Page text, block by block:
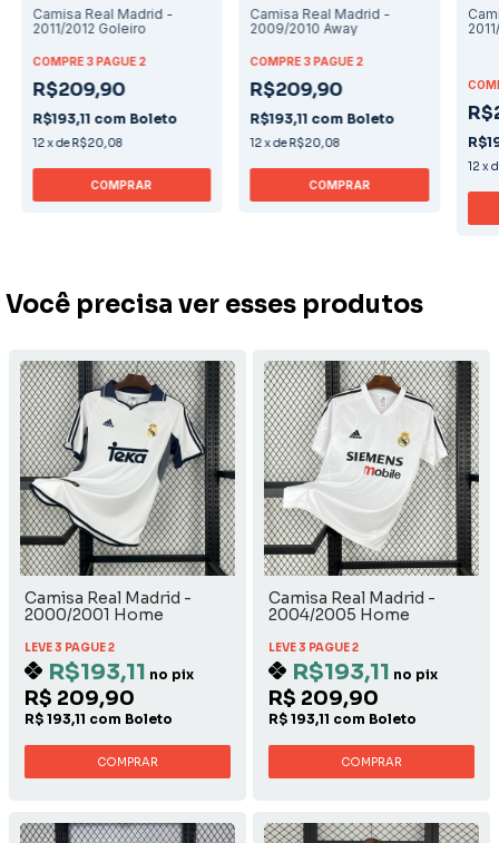
Camisa Real Madrid -
2011/2012 Goleiro
COMPRE 3 PAGUE 2
R$209,90
R$193,11 com Boleto
12xde R$20,08
COMPRAR
Camisa Real Madrid -
2009/2010 Away
COMPRE 3 PAGUE 2
R$209,90
R$193,11 com Boleto
12xde R$20,08
COMPRAR
12 x
Você precisa ver esses produtos
Camisa Real Madrid -
2000/2001 Home
LEVE 3 PAGUE 2
R$193,11 no pix
R$ 209,90
R$ 193,11 com Boleto
COMPRAR
Camisa Real Madrid -
2004/2005 Home
LEVE 3 PAGUE 2
R$193,11 no pix
R$ 209,90
R$ 193,11 com Boleto
COMPRAR